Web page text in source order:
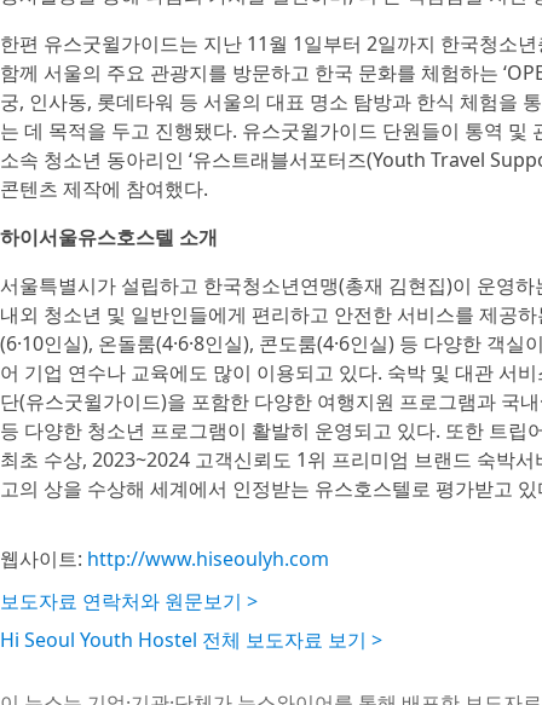
한편 유스굿윌가이드는 지난 11월 1일부터 2일까지 한국청소
함께 서울의 주요 관광지를 방문하고 한국 문화를 체험하는
궁, 인사동, 롯데타워 등 서울의 대표 명소 탐방과 한식 체험을
는 데 목적을 두고 진행됐다. 유스굿윌가이드 단원들이 통역
소속 청소년 동아리인 ‘유스트래블서포터즈(Youth Travel
콘텐츠 제작에 참여했다.
하이서울유스호스텔 소개
서울특별시가 설립하고 한국청소년연맹(총재 김현집)이 운영
내외 청소년 및 일반인들에게 편리하고 안전한 서비스를 제공
(6·10인실), 온돌룸(4·6·8인실), 콘도룸(4·6인실) 등 다양한 객
어 기업 연수나 교육에도 많이 이용되고 있다. 숙박 및 대관 서
단(유스굿윌가이드)을 포함한 다양한 여행지원 프로그램과 국
등 다양한 청소년 프로그램이 활발히 운영되고 있다. 또한 트립
최초 수상, 2023~2024 고객신뢰도 1위 프리미엄 브랜드 숙박
고의 상을 수상해 세계에서 인정받는 유스호스텔로 평가받고 있
웹사이트: http://www.hiseoulyh.com
보도자료 연락처와 원문보기 >
Hi Seoul Youth Hostel 전체 보도자료 보기 >